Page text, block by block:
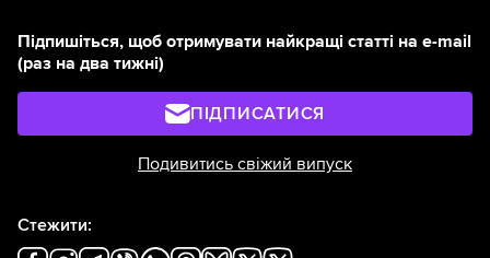
Підпишіться, щоб отримувати найкращі статті на e-mail
(раз на два тижні)
ПІДПИСАТИСЯ
Подивитись свіжий випуск
Стежити: